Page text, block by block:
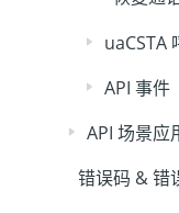
uaCSTA
API 事件
API 场景应
错误码 & 错